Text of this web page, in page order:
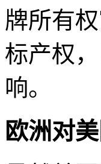
牌所有
标产权
响。
欧洲对